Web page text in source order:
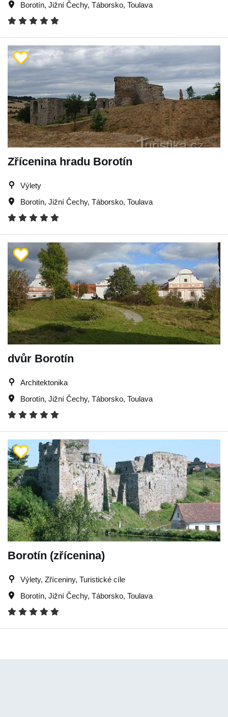
Borotín, Jižní Čechy, Táborsko, Toulava
Zřícenina hradu Borotín
Výlety
Borotín, Jižní Čechy, Táborsko, Toulava
dvůr Borotín
Architektonika
Borotín, Jižní Čechy, Táborsko, Toulava
Borotín (zřícenina)
Výlety, Zříceniny, Turistické cíle
Borotín, Jižní Čechy, Táborsko, Toulava